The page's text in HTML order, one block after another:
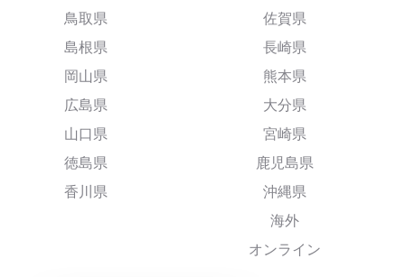
鳥取県
島根県
岡山県
広島県
山口県
徳島県
香川県
佐賀県
長崎県
熊本県
大分県
宮崎県
鹿児島県
沖縄県
海外
オンライン